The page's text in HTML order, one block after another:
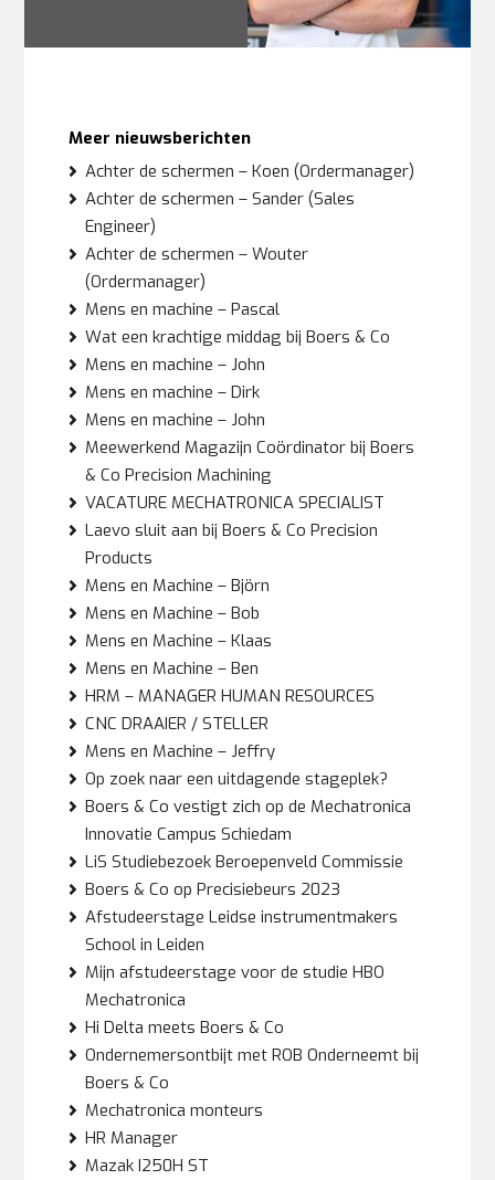
Meer nieuwsberichten
Achter de schermen – Koen (Ordermanager)
Achter de schermen – Sander (Sales
Engineer)
Achter de schermen – Wouter
(Ordermanager)
Mens en machine – Pascal
Wat een krachtige middag bij Boers & Co
Mens en machine – John
Mens en machine – Dirk
Mens en machine – John
Meewerkend Magazijn Coördinator bij Boers
& Co Precision Machining
VACATURE MECHATRONICA SPECIALIST
Laevo sluit aan bij Boers & Co Precision
Products
Mens en Machine – Björn
Mens en Machine – Bob
Mens en Machine – Klaas
Mens en Machine – Ben
HRM – MANAGER HUMAN RESOURCES
CNC DRAAIER / STELLER
Mens en Machine – Jeffry
Op zoek naar een uitdagende stageplek?
Boers & Co vestigt zich op de Mechatronica
Innovatie Campus Schiedam
LiS Studiebezoek Beroepenveld Commissie
Boers & Co op Precisiebeurs 2023
Afstudeerstage Leidse instrumentmakers
School in Leiden
Mijn afstudeerstage voor de studie HBO
Mechatronica
Hi Delta meets Boers & Co
Ondernemersontbijt met ROB Onderneemt bij
Boers & Co
Mechatronica monteurs
HR Manager
Mazak I250H ST